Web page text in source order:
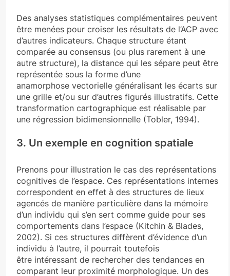
Des analyses statistiques complémentaires peuvent
être menées pour croiser les résultats de l’ACP avec
d’autres indicateurs. Chaque structure étant
comparée au consensus (ou plus rarement à une
autre structure), la distance qui les sépare peut être
représentée sous la forme d’une
anamorphose vectorielle généralisant les écarts sur
une grille et/ou sur d’autres figurés illustratifs. Cette
transformation cartographique est réalisable par
une régression bidimensionnelle (Tobler, 1994).
3. Un exemple en cognition spatiale
Prenons pour illustration le cas des représentations
cognitives de l’espace. Ces représentations internes
correspondent en effet à des structures de lieux
agencés de manière particulière dans la mémoire
d’un individu qui s’en sert comme guide pour ses
comportements dans l’espace (Kitchin & Blades,
2002). Si ces structures diffèrent d’évidence d’un
individu à l’autre, il pourrait toutefois
être intéressant de rechercher des tendances en
comparant leur proximité morphologique. Un des